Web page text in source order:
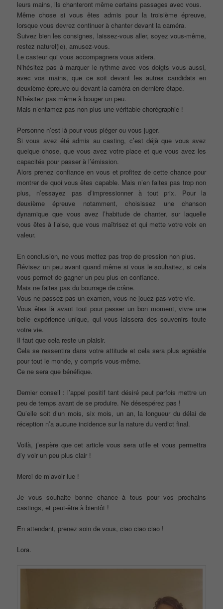
leurs mains, ils chanteront même certains passages avec vous.
Même chose si vous êtes admis pour la troisième épreuve,
lorsque vous devrez continuer à chanter devant la caméra.
Suivez bien les consignes, laissez-vous aller, soyez vous-même,
restez naturel(le), amusez-vous.
Le casteur qui vous accompagnera vous aidera.
N’hésitez pas à marquer le rythme avec vos doigts vous aussi,
avec vos mains, que ce soit devant les autres candidats en
deuxième épreuve ou devant la caméra en dernière étape.
N’hésitez pas même à bouger un peu.
Mais n’entamez pas non plus une véritable chorégraphie !
Personne n’est là pour vous piéger ou vous juger.
Si vous avez été admis au casting, c’est déjà que vous avez
quelque chose, que vous avez votre place et que vous avez les
capacités pour passer à l’émission.
Alors prenez confiance en vous et profitez de cette chance pour
montrer de quoi vous êtes capable. Mais n’en faites pas trop non
plus, n’essayez pas d’impressionner à tout prix. Pour la
deuxième épreuve notamment, choisissez une chanson
dynamique que vous avez l’habitude de chanter, sur laquelle
vous êtes à l’aise, que vous maîtrisez et qui mette votre voix en
valeur.
En conclusion, ne vous mettez pas trop de pression non plus.
Révisez un peu avant quand même si vous le souhaitez, si cela
vous permet de gagner un peu plus en confiance.
Mais ne faites pas du bourrage de crâne.
Vous ne passez pas un examen, vous ne jouez pas votre vie.
Vous êtes là avant tout pour passer un bon moment, vivre une
belle expérience unique, qui vous laissera des souvenirs toute
votre vie.
Il faut que cela reste un plaisir.
Cela se ressentira dans votre attitude et cela sera plus agréable
pour tout le monde, y compris vous-même.
Ce ne sera que bénéfique.
Dernier conseil : l’appel positif tant désiré peut parfois mettre un
peu de temps avant de se produire. Ne désespérez pas !
Qu’elle soit d’un mois, six mois, un an, la longueur du délai de
réception n’a aucune incidence sur la nature du verdict final.
Voilà, j’espère que cet article vous sera utile et vous permettra
d’y voir un peu plus clair !
Merci de m’avoir lue !
Je vous souhaite bonne chance à tous pour vos prochains
castings, et peut-être à bientôt !
En attendant, prenez soin de vous, ciao ciao ciao !
Lora.